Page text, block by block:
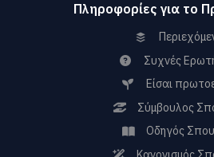
Πληροφορίες για το
Συχνές
Είσαι
Σύμβουλος
Οδηγός